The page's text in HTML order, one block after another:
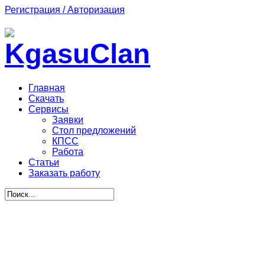
Регистрация / Авторизация
Главная
Скачать
Сервисы
Заявки
Стол предложений
КПСС
Работа
Статьи
Заказать работу